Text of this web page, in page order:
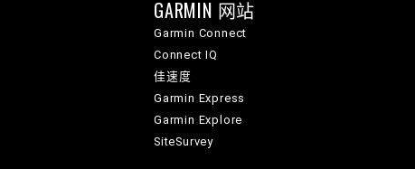
GARMIN 网站
Garmin Connect
Connect IQ
佳速度
Garmin Express
Garmin Explore
SiteSurvey